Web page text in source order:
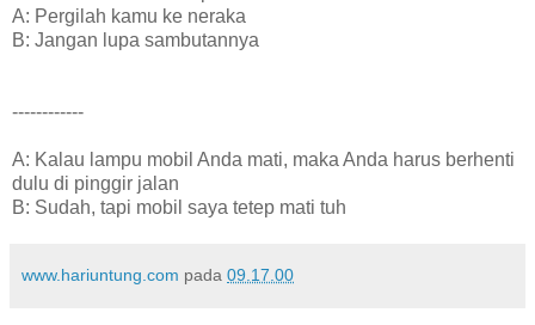
A: Pergilah kamu ke neraka
B: Jangan lupa sambutannya
------------
A: Kalau lampu mobil Anda mati, maka Anda harus berhenti
dulu di pinggir jalan
B: Sudah, tapi mobil saya tetep mati tuh
www.hariuntung.com pada 09.17.00